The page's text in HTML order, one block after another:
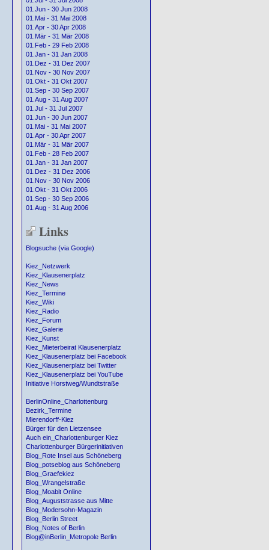
01.Jun - 30 Jun 2008
01.Mai - 31 Mai 2008
01.Apr - 30 Apr 2008
01.Mär - 31 Mär 2008
01.Feb - 29 Feb 2008
01.Jan - 31 Jan 2008
01.Dez - 31 Dez 2007
01.Nov - 30 Nov 2007
01.Okt - 31 Okt 2007
01.Sep - 30 Sep 2007
01.Aug - 31 Aug 2007
01.Jul - 31 Jul 2007
01.Jun - 30 Jun 2007
01.Mai - 31 Mai 2007
01.Apr - 30 Apr 2007
01.Mär - 31 Mär 2007
01.Feb - 28 Feb 2007
01.Jan - 31 Jan 2007
01.Dez - 31 Dez 2006
01.Nov - 30 Nov 2006
01.Okt - 31 Okt 2006
01.Sep - 30 Sep 2006
01.Aug - 31 Aug 2006
Links
Blogsuche (via Google)
Kiez_Netzwerk
Kiez_Klausenerplatz
Kiez_News
Kiez_Termine
Kiez_Wiki
Kiez_Radio
Kiez_Forum
Kiez_Galerie
Kiez_Kunst
Kiez_Mieterbeirat Klausenerplatz
Kiez_Klausenerplatz bei Facebook
Kiez_Klausenerplatz bei Twitter
Kiez_Klausenerplatz bei YouTube
Initiative Horstweg/Wundtstraße
BerlinOnline_Charlottenburg
Bezirk_Termine
Mierendorff-Kiez
Bürger für den Lietzensee
Auch ein_Charlottenburger Kiez
Charlottenburger Bürgerinitiativen
Blog_Rote Insel aus Schöneberg
Blog_potseblog aus Schöneberg
Blog_Graefekiez
Blog_Wrangelstraße
Blog_Moabit Online
Blog_Auguststrasse aus Mitte
Blog_Modersohn-Magazin
Blog_Berlin Street
Blog_Notes of Berlin
Blog@inBerlin_Metropole Berlin